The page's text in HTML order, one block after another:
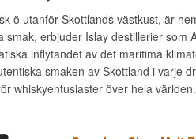
ö utanför Skottlands västkust, är
smak, erbjuder Islay destillerier som
inflytandet av det maritima
smaken av Skottland i varje
whiskyentusiaster över hela världen.